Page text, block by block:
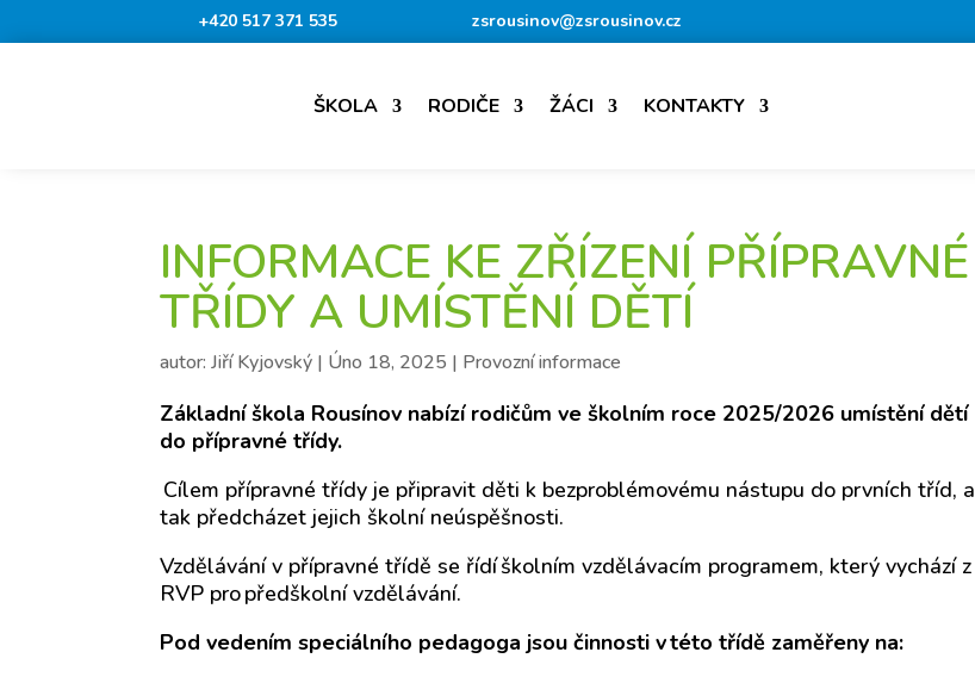
+420 517 371 535 zsrousinov@zsrousinov.cz
ŠKOLA RODIČE ŽÁCI KONTAKTY
INFORMACE KE ZŘÍZENÍ PŘÍPRAVNÉ
TŘÍDY A UMÍSTĚNÍ DĚTÍ
autor:Jiří Kyjovský | Úno 18, 2025 | Provozní informace
Základní škola Rousínov nabízí rodičům ve školním roce 2025/2026 umístění dětí
do přípravné třídy.
Cílem přípravné třídy je připravit děti k bezproblémovému nástupu do prvních tříd, a
tak předcházet jejich školní neúspěšnosti.
Vzdělávání v přípravné třídě se řídíškolním vzdělávacím programem, který vychází z
RVP pro předškolní vzdělávání.
Pod vedením speciálního pedagoga jsou činnosti v této třídě zaměřeny na: